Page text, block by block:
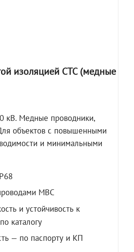
изоляцией СТС (медные
кВ. Медные проводники,
объектов с повышенными
и минимальными
МВС
и устойчивость к
каталогу
— по паспорту и КП